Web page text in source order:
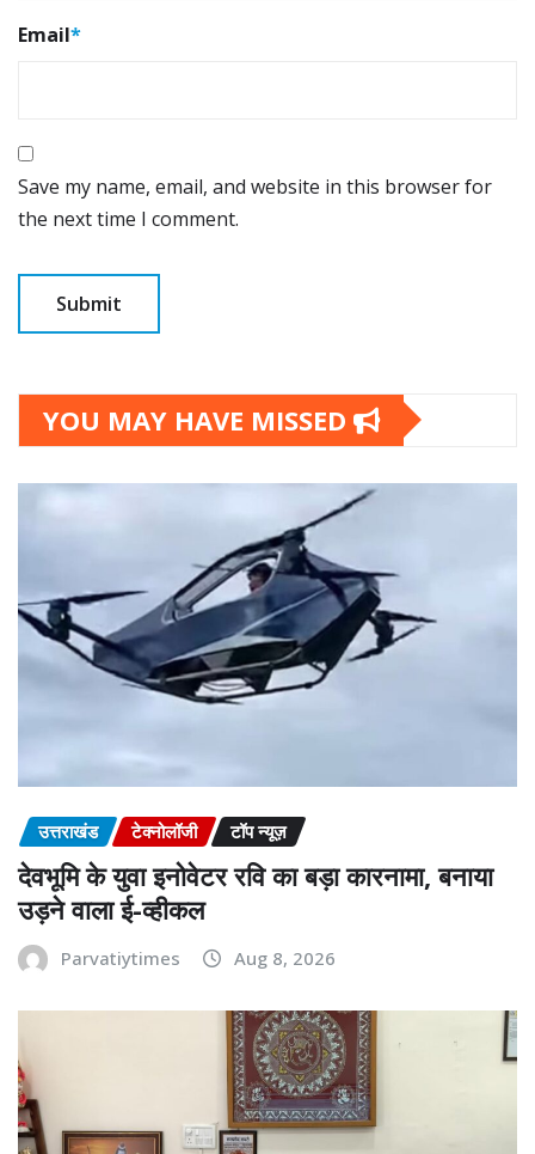
Email*
Save my name, email, and website in this browser for
the next time I comment.
YOU MAY HAVE MISSED
उत्तराखंड टेक्नोलॉजी टॉप न्यूज़
देवभूमि के युवा इनोवेटर रवि का बड़ा कारनामा, बनाया
उड़ने वाला ई-व्हीकल
Parvatiytimes Aug 8, 2026